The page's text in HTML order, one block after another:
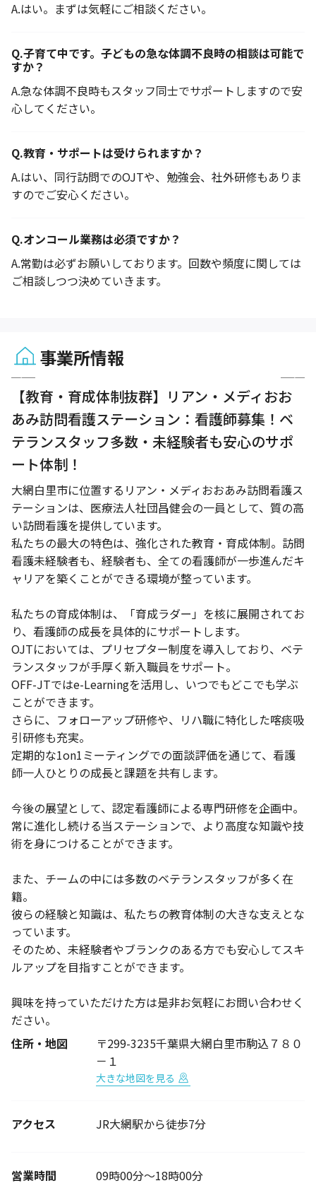
A.はい。まずは気軽にご相談ください。
Q.子育て中です。子どもの急な体調不良時の相談は可能で
すか？
A.急な体調不良時もスタッフ同士でサポートしますので安
心してください。
Q.教育・サポートは受けられますか？
A.はい、同行訪問でのOJTや、勉強会、社外研修もありま
すのでご安心ください。
Q.オンコール業務は必須ですか？
A.常勤は必ずお願いしております。回数や頻度に関しては
ご相談しつつ決めていきます。
事業所情報
【教育・育成体制抜群】リアン・メディおお
あみ訪問看護ステーション：看護師募集！ベ
テランスタッフ多数・未経験者も安心のサポ
ート体制！
大網白里市に位置するリアン・メディおおあみ訪問看護ス
テーションは、医療法人社団昌健会の一員として、質の高
い訪問看護を提供しています。
私たちの最大の特色は、強化された教育・育成体制。訪問
看護未経験者も、経験者も、全ての看護師が一歩進んだキ
ャリアを築くことができる環境が整っています。
私たちの育成体制は、「育成ラダー」を核に展開されてお
り、看護師の成長を具体的にサポートします。
OJTにおいては、プリセプター制度を導入しており、ベテ
ランスタッフが手厚く新入職員をサポート。
OFF-JTではe-Learningを活用し、いつでもどこでも学ぶ
ことができます。
さらに、フォローアップ研修や、リハ職に特化した喀痰吸
引研修も充実。
定期的な1on1ミーティングでの面談評価を通じて、看護
師一人ひとりの成長と課題を共有します。
今後の展望として、認定看護師による専門研修を企画中。
常に進化し続ける当ステーションで、より高度な知識や技
術を身につけることができます。
また、チームの中には多数のベテランスタッフが多く在
籍。
彼らの経験と知識は、私たちの教育体制の大きな支えとな
っています。
そのため、未経験者やブランクのある方でも安心してスキ
ルアップを目指すことができます。
興味を持っていただけた方は是非お気軽にお問い合わせく
ださい。
住所・地図
〒299-3235千葉県大網白里市駒込７８０
－１
大きな地図を見る
アクセス JR大網駅から徒歩7分
営業時間 09時00分～18時00分